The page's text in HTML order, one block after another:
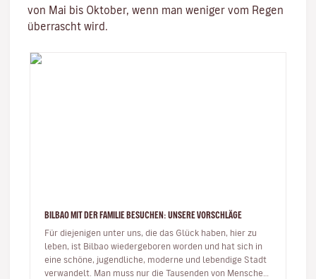
von Mai bis Oktober, wenn man weniger vom Regen
überrascht wird.
BILBAO MIT DER FAMILIE BESUCHEN: UNSERE VORSCHLÄGE
Für diejenigen unter uns, die das Glück haben, hier zu
leben, ist Bilbao wiedergeboren worden und hat sich in
eine schöne, jugendliche, moderne und lebendige Stadt
verwandelt. Man muss nur die Tausenden von Menschen